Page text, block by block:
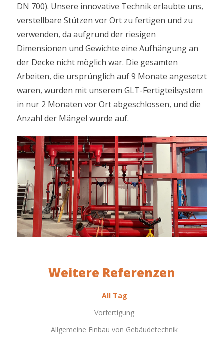
DN 700). Unsere innovative Technik erlaubte uns,
verstellbare Stützen vor Ort zu fertigen und zu
verwenden, da aufgrund der riesigen
Dimensionen und Gewichte eine Aufhängung an
der Decke nicht möglich war. Die gesamten
Arbeiten, die ursprünglich auf 9 Monate angesetzt
waren, wurden mit unserem GLT-Fertigteilsystem
in nur 2 Monaten vor Ort abgeschlossen, und die
Anzahl der Mängel wurde auf.
Weitere Referenzen
All Tag
Vorfertigung
Allgemeine Einbau von Gebäudetechnik